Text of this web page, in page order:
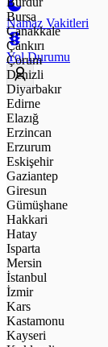
Namaz Vakitleri
Yol Durumu
Bursa
Çanakkale
Çankırı
Çorum
Denizli
Diyarbakır
Edirne
Elazığ
Erzincan
Erzurum
Eskişehir
Gaziantep
Giresun
Gümüşhane
Hakkari
Hatay
Isparta
Mersin
İstanbul
İzmir
Kars
Kastamonu
Kayseri